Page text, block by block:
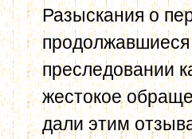
Разыскания о
продолжавшиеся
преследовании
жестокое
дали этим